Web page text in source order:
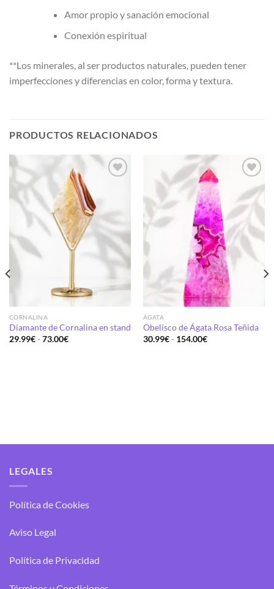
Amor propio y sanación emocional
Conexión espiritual
**Los minerales, al ser productos naturales, pueden tener
imperfecciones y diferencias en color, forma y textura.
PRODUCTOS RELACIONADOS
deseos
CORNALINA
Diamante de Cornalina en stand
29.99€ - 73.00€Rango
Añadir
a la
lista de
deseos
ÁGATA
Obelisco de Ágata Rosa Teñida
30.99€ - 154.00€Rango
LEGALES
Política de Cookies
Aviso Legal
Política de Privacidad